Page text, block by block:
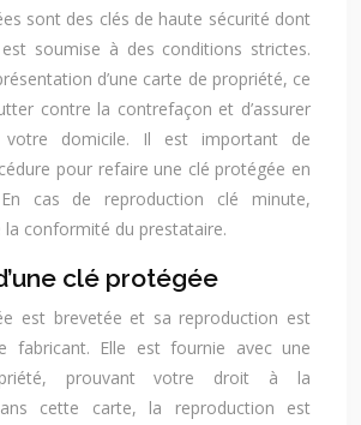
sont des clés de haute sécurité dont
soumise à des conditions strictes.
d’une carte de propriété, ce
contre la contrefaçon et d’assurer
domicile. Il est important de
pour refaire une clé protégée en
cas de reproduction clé minute,
la conformité du prestataire.
clé protégée
est brevetée et sa reproduction est
fabricant. Elle est fournie avec une
prouvant votre droit à la
cette carte, la reproduction est